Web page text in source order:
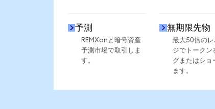
予測
REMXonと暗号資産
予測市場で取引しま
す。
無期限先物
最大50倍のレ
ジでトークン
グまたはショ
ます。